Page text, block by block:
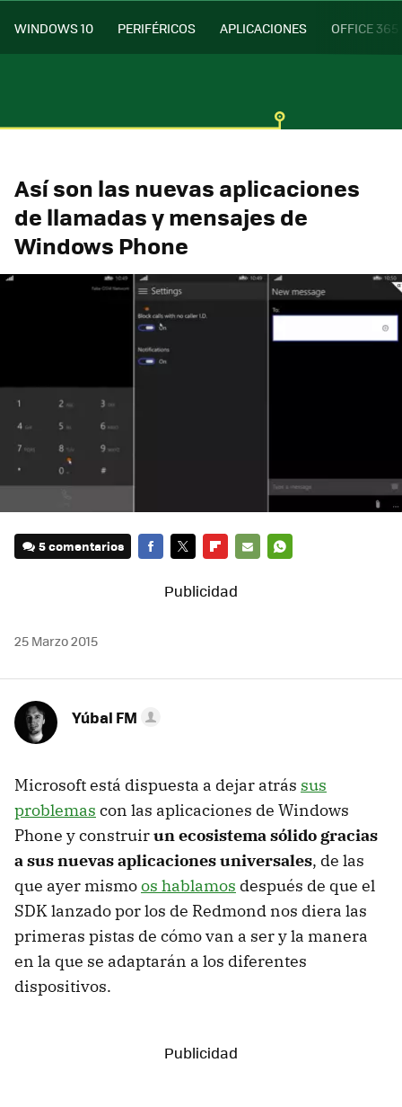
WINDOWS 10 PERIFÉRICOS APLICACIONES OFFICE 365
Así son las nuevas aplicaciones
de llamadas y mensajes de
Windows Phone
5 comentarios
MAIL
25 Marzo 2015
Yúbal FM
Microsoft está dispuesta a dejar atrás sus
problemas con las aplicaciones de Windows
Phone y construirun ecosistema sólido gracias
a sus nuevas aplicaciones universales, de las
que ayer mismoos hablamos después de que el
SDK lanzado por los de Redmond nos diera las
primeras pistas de cómo van a ser y la manera
en la que se adaptarán a los diferentes
dispositivos.